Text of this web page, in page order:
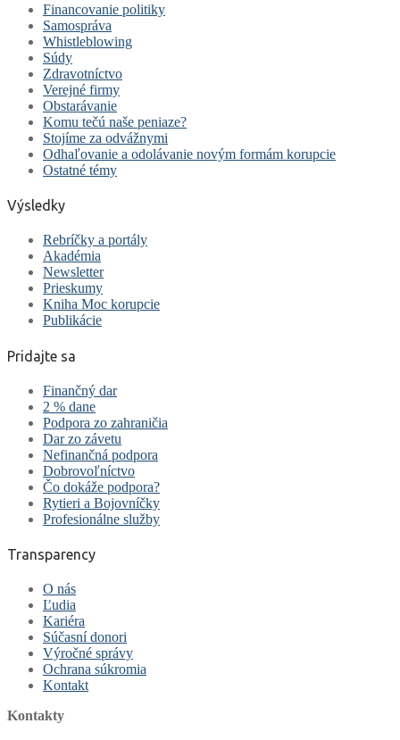
Financovanie politiky
Samospráva
Whistleblowing
Súdy
Zdravotníctvo
Verejné firmy
Obstarávanie
Komu tečú naše peniaze?
Stojíme za odvážnymi
Odhaľovanie a odolávanie novým formám korupcie
Ostatné témy
Výsledky
Rebríčky a portály
Akadémia
Newsletter
Prieskumy
Kniha Moc korupcie
Publikácie
Pridajte sa
Finančný dar
2 % dane
Podpora zo zahraničia
Dar zo závetu
Nefinančná podpora
Dobrovoľníctvo
Čo dokáže podpora?
Rytieri a Bojovníčky
Profesionálne služby
Transparency
O nás
Ľudia
Kariéra
Súčasní donori
Výročné správy
Ochrana súkromia
Kontakt
Kontakty